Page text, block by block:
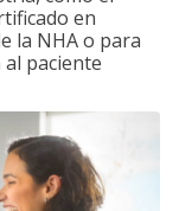
en
la NHA o para
paciente